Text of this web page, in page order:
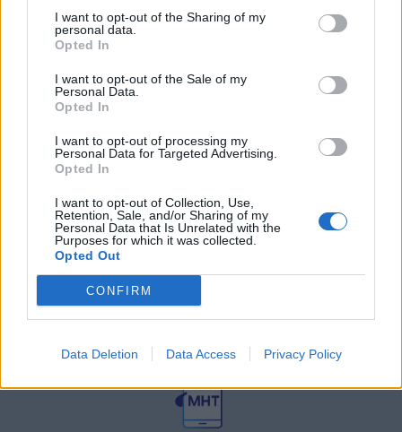
I want to opt-out of the Sharing of my
personal data.
Opted In
I want to opt-out of the Sale of my
Personal Data.
Opted In
I want to opt-out of processing my
Personal Data for Targeted Advertising.
Opted In
I want to opt-out of Collection, Use,
Retention, Sale, and/or Sharing of my
Personal Data that Is Unrelated with the
Purposes for which it was collected.
Opted Out
CONFIRM
Data Deletion Data Access Privacy Policy
πνεύμα της χώρας μας
27 Φεβρουαρίου 2026
Γεωργιάδης: Πολλαπλά οφέλη από
τη συνεργασία δημοσίου και
27 Φεβρουαρίου 2026